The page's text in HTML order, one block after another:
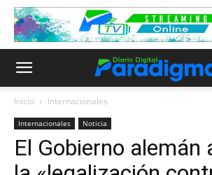
Inicio Internacionales
Internacionales Noticia
El Gobierno alemán